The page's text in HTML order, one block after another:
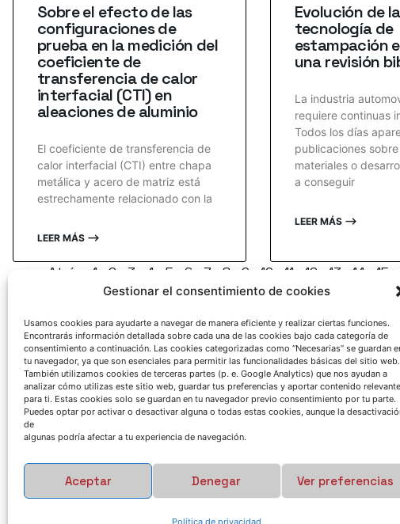
Gestionar el consentimiento de cookies
Usamos cookies para ayudarte a navegar de manera eficiente y realizar ciertas funciones.
Encontrarás información detallada sobre cada una de las cookies bajo cada categoría de
consentimiento a continuación. Las cookies categorizadas como “Necesarias” se guardan
tu navegador, ya que son esenciales para permitir las funcionalidades básicas del sitio web.
También utilizamos cookies de terceras partes (p. e. Google Analytics) que nos ayudan a
analizar cómo utilizas este sitio web, guardar tus preferencias y aportar contenido relevante
para ti. Estas cookies solo se guardan en tu navegador previo consentimiento por tu parte.
Puedes optar por activar o desactivar alguna o todas estas cookies, aunque la
de
algunas podría afectar a tu experiencia de navegación.
Aceptar Denegar Ver preferencias
Política de privacidad
Sobre el efecto de las
configuraciones de
prueba en la medición del
coeficiente de
transferencia de calor
interfacial (CTI) en
aleaciones de aluminio
El coeficiente de transferencia de
calor interfacial (CTI) entre chapa
metálica y acero de matriz está
estrechamente relacionado con la
LEER MÁS ⟶
Evolución de la
tecnología de
estampación
una revisión
La industria
requiere continuas
Todos los días
publicaciones
materiales o
a conseguir
LEER MÁS ⟶
« Atrás 1 2 3 4 5 6 7 8 9 10 11 12 13 14 15